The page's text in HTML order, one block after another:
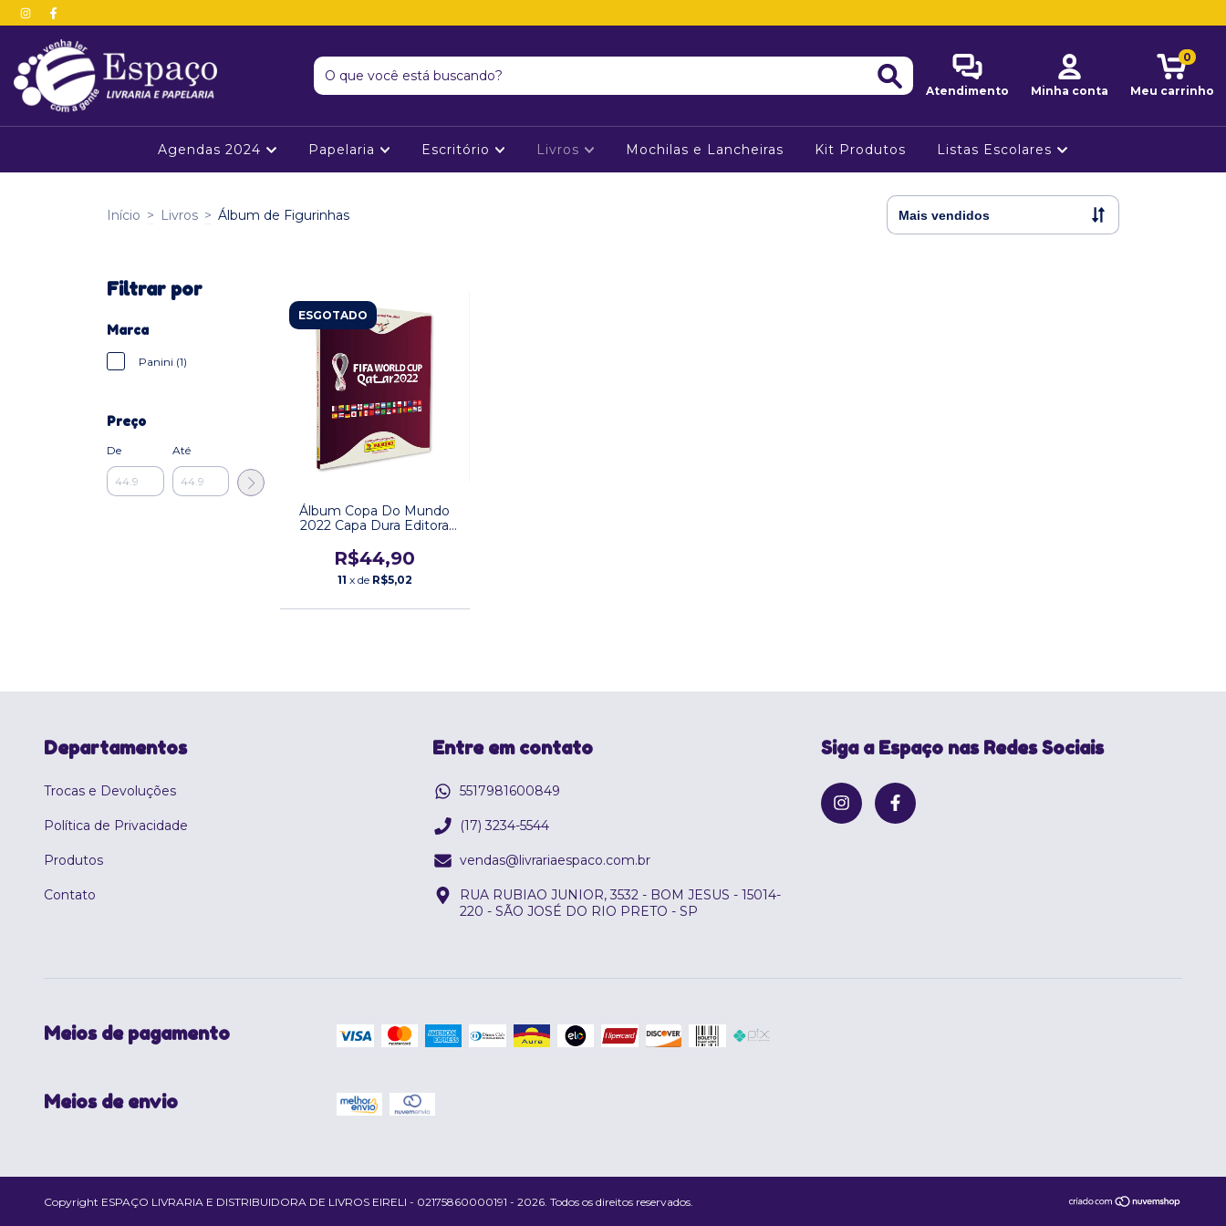
Atendimento Minha conta Meu carrinho
0
Agendas 2024 Papelaria Escritório Livros Mochilas e Lancheiras Kit Produtos Listas Escolares
Início > Livros > Álbum de Figurinhas
Filtrar por
Marca
Panini (1)
Preço
De Até
ESGOTADO
Álbum Copa Do Mundo
2022 Capa Dura Editora
R$44,90
11 x de R$5,02
Departamentos
Trocas e Devoluções
Política de Privacidade
Produtos
Contato
Entre em contato
5517981600849
(17) 3234-5544
vendas@livrariaespaco.com.br
RUA RUBIAO JUNIOR, 3532 - BOM JESUS - 15014-
220 - SÃO JOSÉ DO RIO PRETO - SP
Siga a Espaço nas Redes Sociais
Meios de pagamento
Meios de envio
Copyright ESPAÇO LIVRARIA E DISTRIBUIDORA DE LIVROS EIRELI - 02175860000191 - 2026. Todos os direitos reservados.